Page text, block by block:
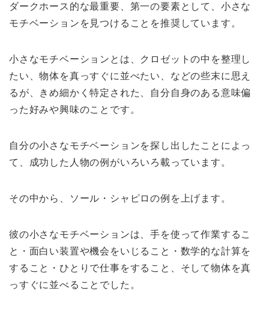
ダークホース的な最重要、第一の要素として、小さな
モチベーションを見つけることを推奨しています。
小さなモチベーションとは、クロゼットの中を整理し
たい、物体を真っすぐに並べたい、などの些末に思え
るが、きめ細かく特定された、自分自身のある意味偏
った好みや興味のことです。
自分の小さなモチベーションを探し出したことによっ
て、成功した人物の例がいろいろ載っています。
その中から、ソール・シャピロの例を上げます。
彼の小さなモチベーションは、手を使って作業するこ
と・面白い装置や機会をいじること・数学的な計算を
すること・ひとりで仕事をすること、そして物体を真
っすぐに並べることでした。